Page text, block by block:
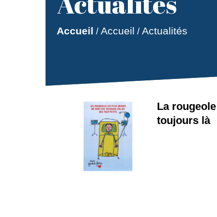
Accueil / Accueil / Actualités
La
toujours là